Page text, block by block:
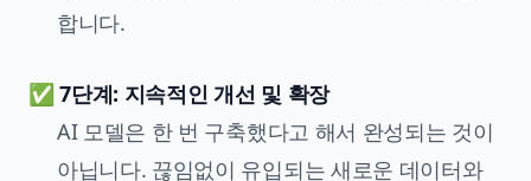
합니다.
✅ 7단계: 지속적인 개선 및 확장
AI 모델은 한 번 구축했다고 해서 완성되는 것이
아닙니다. 끊임없이 유입되는 새로운 데이터와